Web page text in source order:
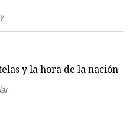
y la hora de la nación